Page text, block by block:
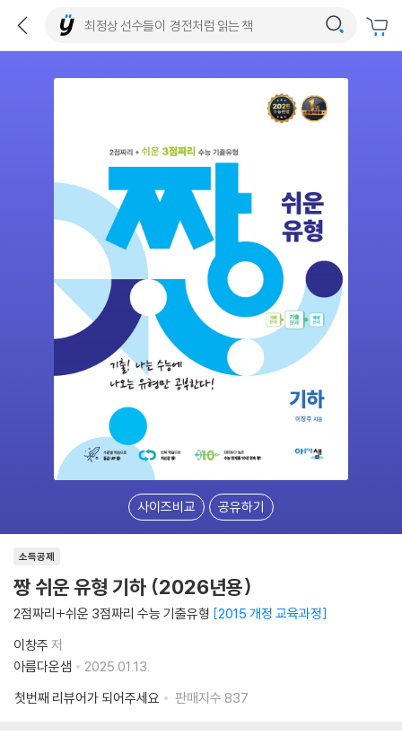
사이즈비교 공유하기
소득공제
짱 쉬운 유형 기하 (2026년용)
2점짜리+쉬운 3점짜리 수능 기출유형 2015 개정 교육과정
이창주 저
아름다운샘
2025.01.13.
첫번째 리뷰어가 되어주세요
판매지수 837